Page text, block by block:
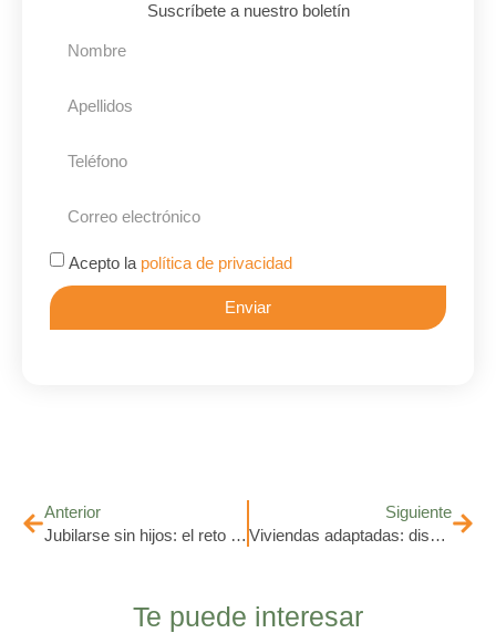
Suscríbete a nuestro boletín
Acepto la política de privacidad
Enviar
Anterior
Jubilarse sin hijos: el reto (y la oportunidad) de una nueva generación
Siguiente
Viviendas adaptadas: diseña tu hogar para el futuro sin renunciar al estilo
Te puede interesar